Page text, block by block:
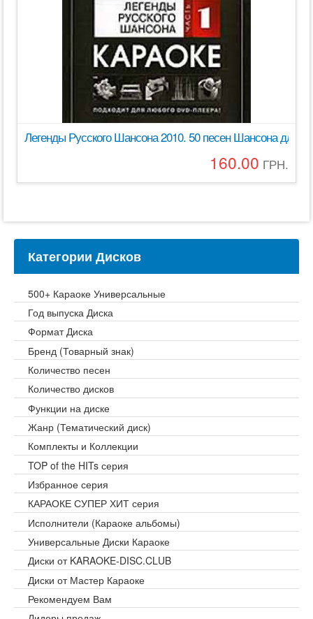
Легенды Русского Шансона 2010. 50 песен Шансона для
160.00 ГРН.
Категории Дисков
500+ Караоке Универсальные
Год выпуска Диска
Формат Диска
Бренд (Товарный знак)
Количество песен
Количество дисков
Функции на диске
Жанр (Тематический диск)
Комплекты и Коллекции
TOP of the HITs серия
Избранное серия
КАРАОКЕ СУПЕР ХИТ серия
Исполнители (Караоке альбомы)
Универсальные Диски Караоке
Диски от KARAOKE-DISC.CLUB
Диски от Мастер Караоке
Рекомендуем Вам